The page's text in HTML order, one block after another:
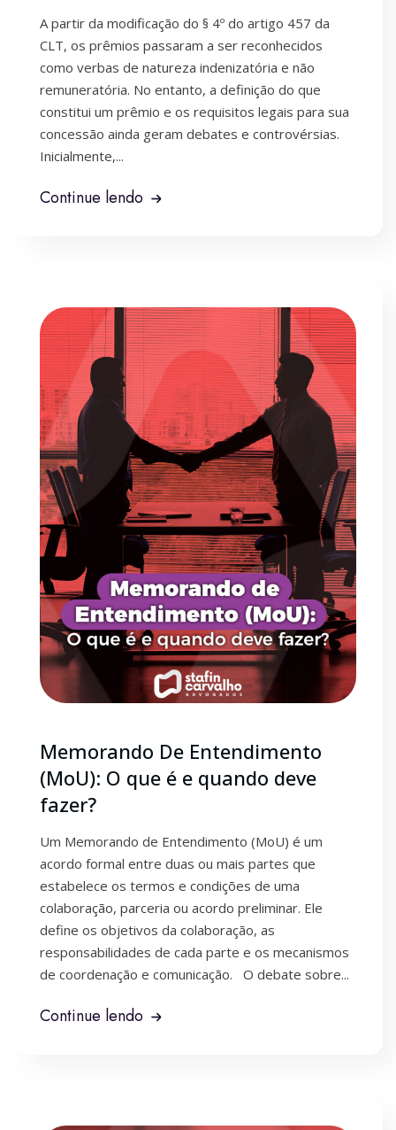
A partir da modificação do § 4º do artigo 457 da
CLT, os prêmios passaram a ser reconhecidos
como verbas de natureza indenizatória e não
remuneratória. No entanto, a definição do que
constitui um prêmio e os requisitos legais para sua
concessão ainda geram debates e controvérsias.
Inicialmente,...
Continue lendo
Memorando De Entendimento
(MoU): O que é e quando deve
fazer?
Um Memorando de Entendimento (MoU) é um
acordo formal entre duas ou mais partes que
estabelece os termos e condições de uma
colaboração, parceria ou acordo preliminar. Ele
define os objetivos da colaboração, as
responsabilidades de cada parte e os mecanismos
de coordenação e comunicação. O debate sobre...
Continue lendo